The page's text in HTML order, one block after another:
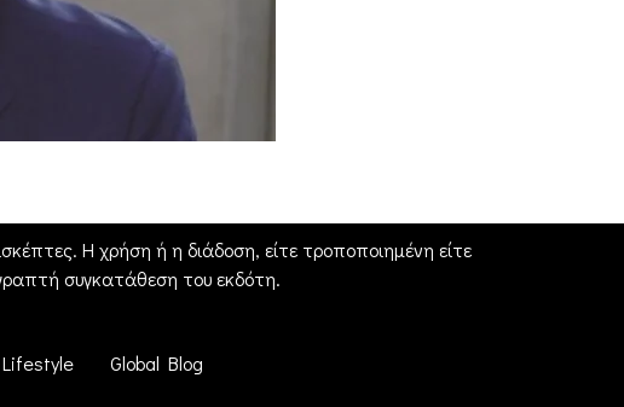
Η χρήση ή η διάδοση, είτε τροποποιημένη είτε
συγκατάθεση του εκδότη.
Lifestyle Global Blog